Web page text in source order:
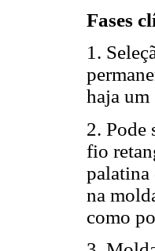
Fases
1.
haja um
2. Pode
fio
palatina
na
como